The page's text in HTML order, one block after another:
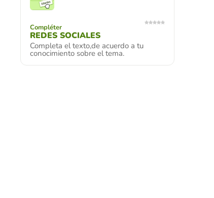
Compléter
REDES SOCIALES
Completa el texto,de acuerdo a tu
conocimiento sobre el tema.